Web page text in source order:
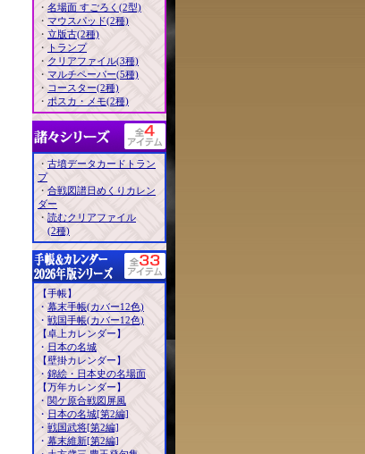
・ 名場面 すごろく(2型)
・ マウスパッド(2種)
・ 立版古(2種)
・
トランプ
・ クリアファイル(3種)
・ マルチペーパー(5種)
・ コースター(2種)
・ ポスカ・メモ(2種)
・ 古墳データカードトラン
プ
・ 合戦図譜日めくりカレン
ダー
・ 読むクリアファイル
(2種)
【手帳】
・ 幕末手帳(カバー12色)
・ 戦国手帳(カバー12色)
【卓上カレンダー】
・ 日本の名城
【壁掛カレンダー】
・ 錦絵・日本史の名場面
【万年カレンダー】
・ 関ケ原合戦図屏風
・ 日本の名城[第2編]
・ 戦国武将[第2編]
・ 幕末維新[第2編]